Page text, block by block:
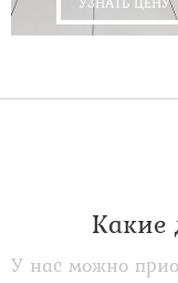
Какие
У нас можно